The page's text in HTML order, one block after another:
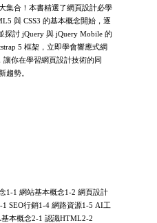
集合！本書精選了網頁設計必學
與 CSS3 的基本概念開始，逐
探討 jQuery 與 jQuery Mobile 的
5 框架，立即學會響應式網
你在學習網頁設計技術的同
趨勢。
1-1 網站基本概念1-2 網頁設計
SEO行銷1-4 網路資源1-5 AI工
本概念2-1 認識HTML2-2